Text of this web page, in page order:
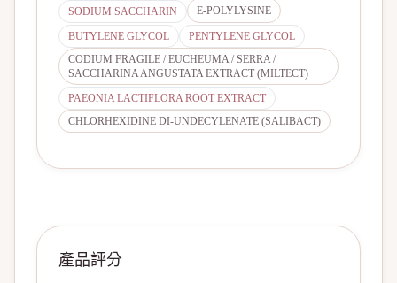
SODIUM SACCHARIN
E-POLYLYSINE
BUTYLENE GLYCOL
PENTYLENE GLYCOL
CODIUM FRAGILE / EUCHEUMA / SERRA /
SACCHARINA ANGUSTATA EXTRACT (MILTECT)
PAEONIA LACTIFLORA ROOT EXTRACT
CHLORHEXIDINE DI-UNDECYLENATE (SALIBACT)
產品評分